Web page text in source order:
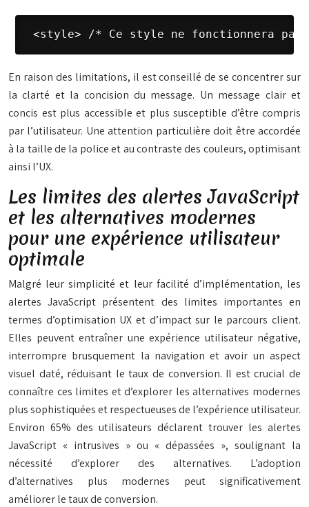
<style> /* Ce style ne fonctionnera
En raison des limitations, il est conseillé de se concentrer sur
la clarté et la concision du message. Un message clair et
concis est plus accessible et plus susceptible d’être compris
par l’utilisateur. Une attention particulière doit être accordée
à la taille de la police et au contraste des couleurs, optimisant
ainsi l’UX.
Les limites des alertes JavaScript
et les alternatives modernes
pour une expérience utilisateur
optimale
Malgré leur simplicité et leur facilité d’implémentation, les
alertes JavaScript présentent des limites importantes en
termes d’optimisation UX et d’impact sur le parcours client.
Elles peuvent entraîner une expérience utilisateur négative,
interrompre brusquement la navigation et avoir un aspect
visuel daté, réduisant le taux de conversion. Il est crucial de
connaître ces limites et d’explorer les alternatives modernes
plus sophistiquées et respectueuses de l’expérience utilisateur.
Environ 65% des utilisateurs déclarent trouver les alertes
JavaScript « intrusives » ou « dépassées », soulignant la
nécessité d’explorer des alternatives. L’adoption
d’alternatives plus modernes peut significativement
améliorer le taux de conversion.